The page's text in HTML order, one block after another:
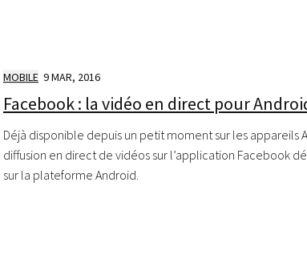
MOBILE 9 MAR, 2016
Facebook : la vidéo en direct pour
Déjà disponible depuis un petit moment sur les appareils
diffusion en direct de vidéos sur l’application Facebook
sur la plateforme Android.